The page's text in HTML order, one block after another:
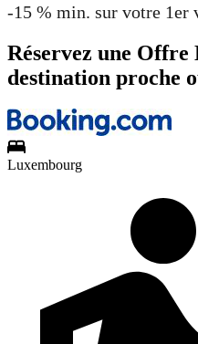
-15 % min. sur votre 1er
Réservez une Offre
destination proche
Luxembourg